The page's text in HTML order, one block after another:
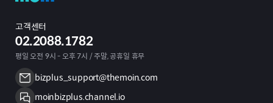
고객센터
02.2088.1782
평일 오전 9시 - 오후 7시 / 주말, 공휴일 휴무
bizplus_support@themoin.com
moinbizplus.channel.io